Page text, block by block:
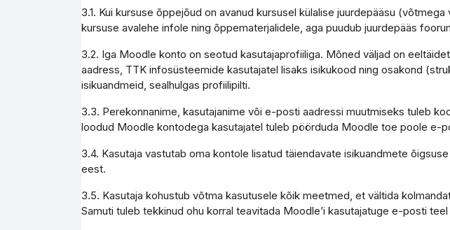
3.1. Kui kursuse õppejõud on avanud kursusel külalise juurdepääsu
kursuse avalehe infole ning õppematerjalidele, aga puudub juurdepääs
3.2. Iga Moodle konto on seotud kasutajaprofiiliga. Mõned väljad on
aadress, TTK infosüsteemide kasutajatel lisaks isikukood ning osakond
isikuandmeid, sealhulgas profiilipilti.
3.3. Perekonnanime, kasutajanime või e-posti aadressi muutmiseks tuleb
loodud Moodle kontodega kasutajatel tuleb pöörduda Moodle toe poole e-
3.4. Kasutaja vastutab oma kontole lisatud täiendavate isikuandmete
eest.
3.5. Kasutaja kohustub võtma kasutusele kõik meetmed, et vältida
Samuti tuleb tekkinud ohu korral teavitada Moodle’i kasutajatuge e-posti teel